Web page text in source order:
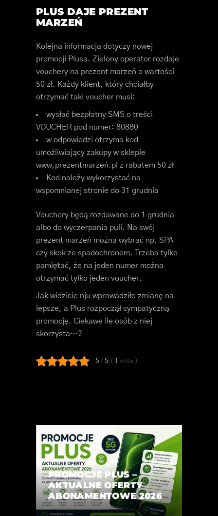
PLUS DAJE PREZENT
MARZEŃ
Kolejna informacja dotyczy nowej
promocji Plusa. Zielony operator rozdaje
vouchery na prezent marzeń o wartości
50 zł. Każdy klient, który chciałby
otrzymać taki voucher musi:
wysłać bezpłatny SMS o treści
VOUCHER pod numer: 80880
w odpowiedzi otrzyma kod
umożliwiający zakupy w sklepie
www,prezentmarzeń.pl z rabatem 50 zł
Kod należy wykorzystać na
wspomnianej stronie do 31 grudnia
Vouchery będą rozdawane do 1 grudnia
albo do wyczerpania puli. Na swój
prezent marzeń można wybrać np. SPA
czy skok ze spadochronem. Trzeba tylko
pamiętać, że na jeden numer można
otrzymać tylko jeden voucher.
Jak widzicie nju wprowadziło zmianę na
lepsze, a Plus rozpoczął sympatyczną
promocję. Ciekawe ile osób z niej
skorzysta…?
5 / 5 ( 1 vote )
PROMOCJE PLUS –
AKTUALNE OFERTY
ABONAMENTOWE 2026